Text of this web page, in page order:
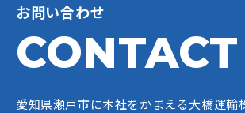
お問い合わせ
CONTACT
愛知県瀬戸市に本社をかまえる大橋運輸